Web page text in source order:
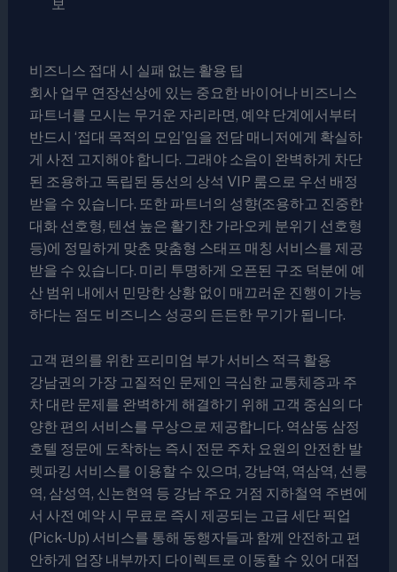
비즈니스 접대 시 실패 없는 활용 팁
회사 업무 연장선상에 있는 중요한 바이어나 비즈니스
파트너를 모시는 무거운 자리라면, 예약 단계에서부터
반드시 ‘접대 목적의 모임’임을 전담 매니저에게 확실하
게 사전 고지해야 합니다. 그래야 소음이 완벽하게 차단
된 조용하고 독립된 동선의 상석 VIP 룸으로 우선 배정
받을 수 있습니다. 또한 파트너의 성향(조용하고 진중한
대화 선호형, 텐션 높은 활기찬 가라오케 분위기 선호형
등)에 정밀하게 맞춘 맞춤형 스태프 매칭 서비스를 제공
받을 수 있습니다. 미리 투명하게 오픈된 구조 덕분에 예
산 범위 내에서 민망한 상황 없이 매끄러운 진행이 가능
하다는 점도 비즈니스 성공의 든든한 무기가 됩니다.
고객 편의를 위한 프리미엄 부가 서비스 적극 활용
강남권의 가장 고질적인 문제인 극심한 교통체증과 주
차 대란 문제를 완벽하게 해결하기 위해 고객 중심의 다
양한 편의 서비스를 무상으로 제공합니다. 역삼동 삼정
호텔 정문에 도착하는 즉시 전문 주차 요원의 안전한 발
렛파킹 서비스를 이용할 수 있으며, 강남역, 역삼역, 선릉
역, 삼성역, 신논현역 등 강남 주요 거점 지하철역 주변에
서 사전 예약 시 무료로 즉시 제공되는 고급 세단 픽업
(Pick-Up) 서비스를 통해 동행자들과 함께 안전하고 편
안하게 업장 내부까지 다이렉트로 이동할 수 있어 대접